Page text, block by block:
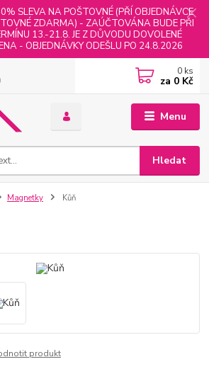
SLEVA NA POŠTOVNÉ (PŘÍ OBJEDNÁVCE
ZDARMA) - ZAÚČTOVÁNA BUDE PŘI
13.-21.8. JE Z DŮVODU DOVOLENÉ
- OBJEDNÁVKY ODEŠLU PO 24.8.2026
Menu
Hledat
0 ks
za 0 Kč
Magnetky Kůň
produkt